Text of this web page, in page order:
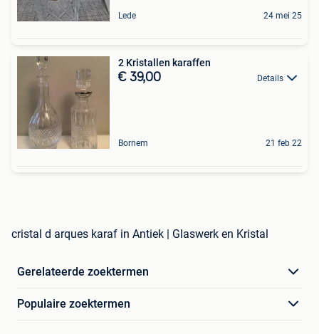
Lede 24 mei 25
2 Kristallen karaffen
€ 39,00 Details
Bornem 21 feb 22
cristal d arques karaf in Antiek | Glaswerk en Kristal
Gerelateerde zoektermen
Populaire zoektermen